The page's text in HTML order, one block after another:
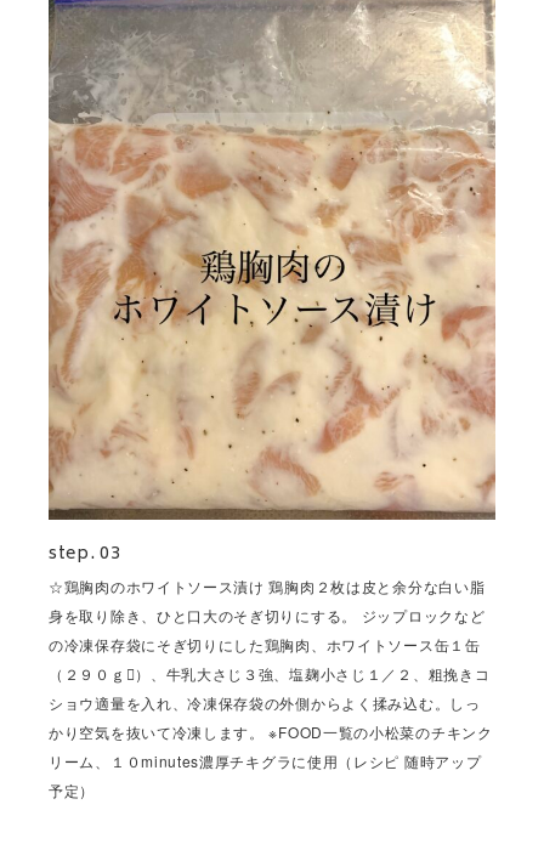
step. 03
☆鶏胸肉のホワイトソース漬け 鶏胸肉２枚は皮と余分な白い脂
身を取り除き、ひと口大のそぎ切りにする。 ジップロックなど
の冷凍保存袋にそぎ切りにした鶏胸肉、ホワイトソース缶１缶
（２９０ｇ）、牛乳大さじ３強、塩麹小さじ１／２、粗挽きコ
ショウ適量を入れ、冷凍保存袋の外側からよく揉み込む。しっ
かり空気を抜いて冷凍します。 ※FOOD一覧の小松菜のチキンク
リーム、１０minutes濃厚チキグラに使用（レシピ 随時アップ
予定）